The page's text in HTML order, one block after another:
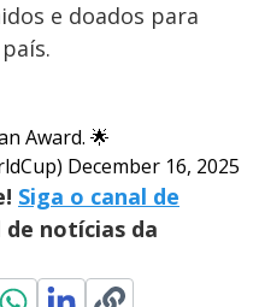
e doados para
Award. 🌟
December 16, 2025
Siga o canal de
notícias da